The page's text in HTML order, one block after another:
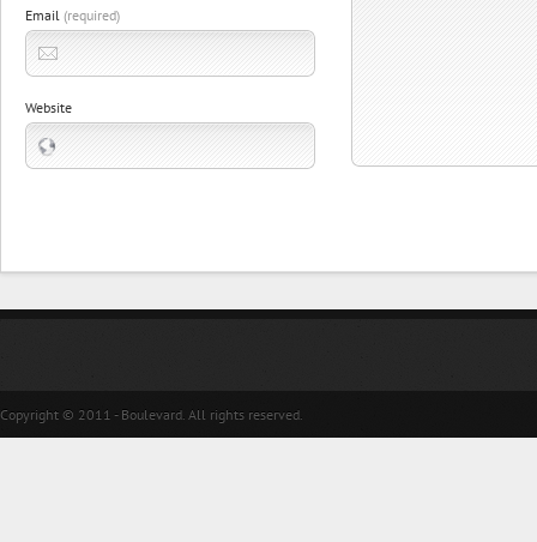
Email (required)
Website
Copyright © 2011 - Boulevard. All rights reserved.